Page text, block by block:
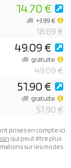
14.70 €
18.69 €
+3.99 €
49.09 €
49.09 €
gratuite
51.90 €
51.90 €
gratuite
prises en compte ici.
qui peut être plus
sur les modes